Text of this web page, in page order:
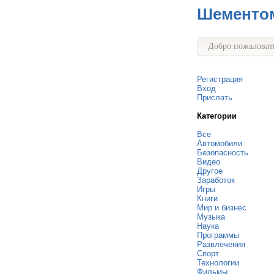
Добро
Регистрация
Вход
Прислать
Категории
Все
Автомобили
Безопасность
Видео
Другое
Заработок
Игры
Книги
Мир и бизнес
Музыка
Наука
Программы
Развлечения
Спорт
Технологии
Фильмы